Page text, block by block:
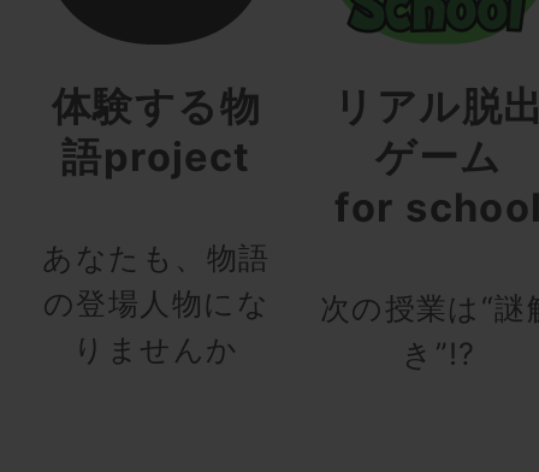
体験する物
語project
あなたも、物語
の登場人物にな
りませんか
リアル脱
ゲーム
for
次の授業は“謎
き”!?